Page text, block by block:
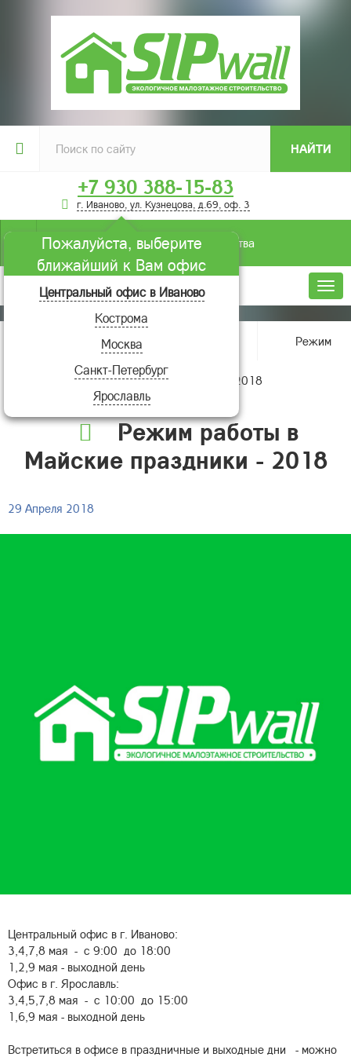
НАЙТИ
+7 930 388-15-83
г. Иваново, ул. Кузнецова, д.69, оф. 3
Пожалуйста, выберите
ближайший к Вам офис
Центральный офис в Иваново
Кострома
Москва
Санкт-Петербург
Ярославль
Условия строительства
Меню
О компании Режим
работы в Майские праздники - 2018
Режим работы в
Майские праздники - 2018
29 Апреля 2018
Центральный офис в г. Иваново:
3,4,7,8 мая - с 9:00 до 18:00
1,2,9 мая - выходной день
Офис в г. Ярославль:
3,4,5,7,8 мая - с 10:00 до 15:00
1,6,9 мая - выходной день
Встретиться в офисе в праздничные и выходные дни - можно